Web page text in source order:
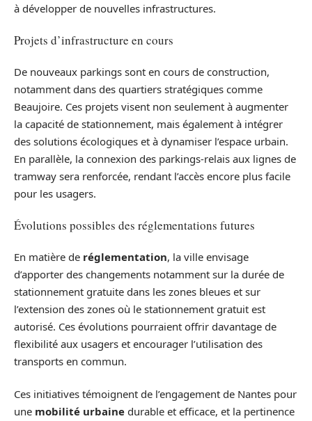
à développer de nouvelles infrastructures.
Projets d’infrastructure en cours
De nouveaux parkings sont en cours de construction,
notamment dans des quartiers stratégiques comme
Beaujoire. Ces projets visent non seulement à augmenter
la capacité de stationnement, mais également à intégrer
des solutions écologiques et à dynamiser l’espace urbain.
En parallèle, la connexion des parkings-relais aux lignes de
tramway sera renforcée, rendant l’accès encore plus facile
pour les usagers.
Évolutions possibles des réglementations futures
En matière de réglementation, la ville envisage
d’apporter des changements notamment sur la durée de
stationnement gratuite dans les zones bleues et sur
l’extension des zones où le stationnement gratuit est
autorisé. Ces évolutions pourraient offrir davantage de
flexibilité aux usagers et encourager l’utilisation des
transports en commun.
Ces initiatives témoignent de l’engagement de Nantes pour
une mobilité urbaine durable et efficace, et la pertinence